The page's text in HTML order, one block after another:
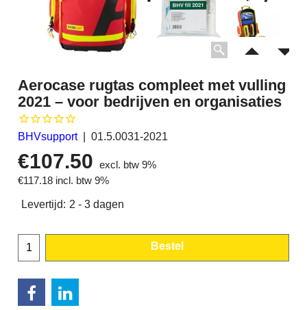
Aerocase rugtas compleet met vulling
2021 – voor bedrijven en organisaties
BHVsupport 01.5.0031-2021
€107.50
excl. btw 9%
€117.18 incl. btw 9%
Levertijd: 2 - 3 dagen
Bestel